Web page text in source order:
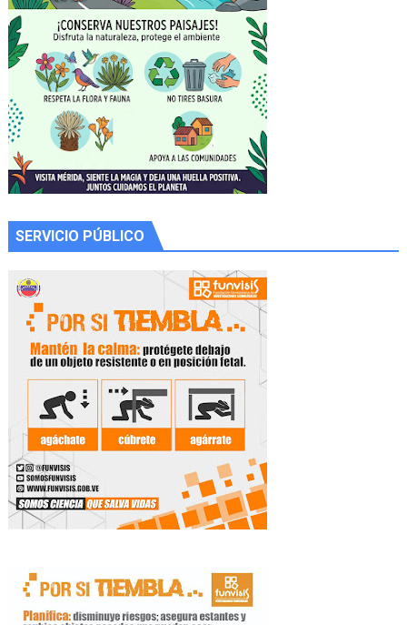
SERVICIO PÚBLICO